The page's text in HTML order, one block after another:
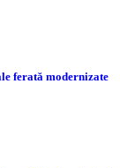
ferată modernizate